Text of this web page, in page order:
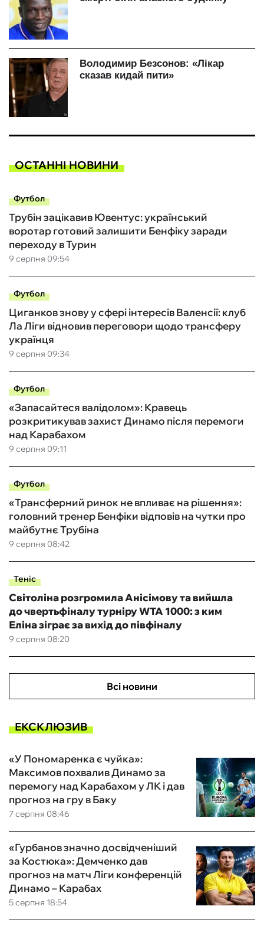
ОСТАННІ НОВИНИ
Футбол
9 серпня 09:54
Трубін зацікавив Ювентус: український
воротар готовий залишити Бенфіку заради
переходу в Турин
Футбол
9 серпня 09:34
Циганков знову у сфері інтересів Валенсії: клуб
Ла Ліги відновив переговори щодо трансферу
українця
Футбол
9 серпня 09:11
«Запасайтеся валідолом»: Кравець
розкритикував захист Динамо після перемоги
над Карабахом
Футбол
9 серпня 08:42
«Трансферний ринок не впливає на рішення»:
головний тренер Бенфіки відповів на чутки про
майбутнє Трубіна
Теніс
9 серпня 08:20
Світоліна розгромила Анісімову та вийшла
до чвертьфіналу турніру WTA 1000: з ким
Еліна зіграє за вихід до півфіналу
Всі новини
ЕКСКЛЮЗИВ
7 серпня 08:46
«У Пономаренка є чуйка»:
Максимов похвалив Динамо за
перемогу над Карабахом у ЛК і дав
прогноз на гру в Баку
5 серпня 18:54
«Гурбанов значно досвідченіший
за Костюка»: Демченко дав
прогноз на матч Ліги конференцій
Динамо – Карабах